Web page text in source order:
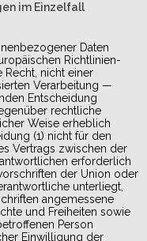
im Einzelfall
Daten
Richtlinien-
nicht einer
Verarbeitung —
Entscheidung
rechtliche
Weise erheblich
(1) nicht für den
Vertrags zwischen der
erforderlich
der Union oder
unterliegt,
angemessene
und Freiheiten sowie
Person
Einwilligung der